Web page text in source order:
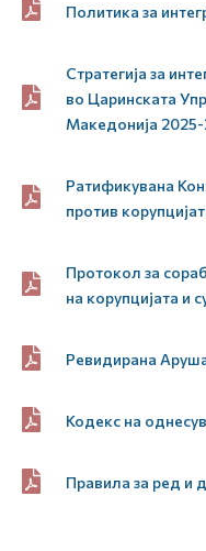
Политика за
Стратегија за
во Царинската
Македонија
Ратификувана
против
Протокол за
на корупцијата и
Ревидирана
Кодекс на
Правила за ред и